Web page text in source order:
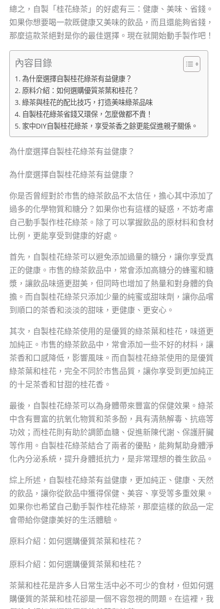
總之，自製「桂花綠茶」的好處有三：健康、美味、省錢。
如果你想要喝一款既健康又美味的飲品，而且還能夠省錢，
那麼這款茶絕對是你的最佳選擇。現在就開始動手製作吧！
內容目錄
為什麼選擇自製桂花綠茶有益健康？
原料介紹：如何選購優質茶葉和桂花？
綠茶與桂花的配比技巧，打造美味綠茶品味
自製桂花綠茶省錢又環保，怎麼做都不貴！
家中DIY自製桂花綠茶，享受茶香之餘更能促進親子關係。
為什麼選擇自製桂花綠茶有益健康？
為什麼選擇自製桂花綠茶有益健康？
你是否曾經對於市售的綠茶飲品不太信任，擔心其中添加了
過多的化學物質和糖分？如果你也有這樣的疑惑，不妨考慮
自己動手製作桂花綠茶。除了可以掌握飲品的原材料和食材
比例，更能享受到健康的好處。
首先，自製桂花綠茶可以避免添加過量的糖分，讓你享受真
正的健康。市售的綠茶飲品中，常會添加高糖分的蜂蜜和糖
漿，讓飲品味道更甜美，但同時也增加了熱量和對身體的負
擔。而自製桂花綠茶只添加少量的純蜜或甜味劑，讓你品嚐
到順口的茶香和淡淡的甜味，更健康、更安心。
其次，自製桂花綠茶使用的是優質的綠茶葉和桂花，味道更
加純正。市售的綠茶飲品中，常會添加一些不好的材料，讓
茶香和口感降低，影響風味。而自製桂花綠茶使用的是優質
綠茶葉和桂花，完全不同於市售品質，讓你享受到更加純正
的十足茶香和甘甜的桂花香。
最後，自製桂花綠茶可以為身體帶來豐富的保健效果。綠茶
中含有豐富的抗氧化物質和茶多酚，具有清熱解毒、抗癌等
功效；而桂花則有助於調節血糖、促進新陳代謝、保護肝臟
等作用。自製桂花綠茶結合了兩者的優點，能夠幫助身體淨
化內分泌系統，提升身體抵抗力，是非常理想的養生飲品。
綜上所述，自製桂花綠茶有益健康，更加純正、健康、天然
的飲品，讓你從飲品中獲得保健、美容、享受等多重效果。
如果你也希望自己動手製作桂花綠茶，那麼這樣的飲品一定
會帶給你健康美好的生活體驗。
原料介紹：如何選購優質茶葉和桂花？
原料介紹：如何選購優質茶葉和桂花？
茶葉和桂花是許多人日常生活中必不可少的食材，但如何選
購優質的茶葉和桂花卻是一個不容忽視的問題。在這裡，我